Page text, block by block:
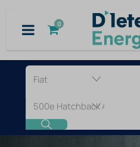
0
Laadpaal
voor
Fiat